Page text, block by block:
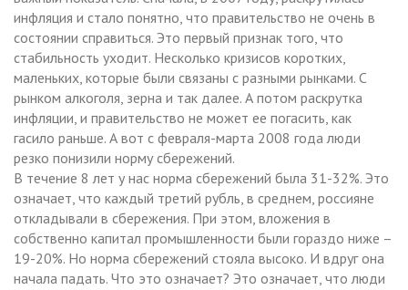
инфляция и стало понятно, что правительство не очень в
состоянии справиться. Это первый признак того, что
стабильность уходит. Несколько кризисов коротких,
маленьких, которые были связаны с разными рынками. С
рынком алкоголя, зерна и так далее. А потом раскрутка
инфляции, и правительство не может ее погасить, как
гасило раньше. А вот с февраля-марта 2008 года люди
резко понизили норму сбережений.
В течение 8 лет у нас норма сбережений была 31-32%. Это
означает, что каждый третий рубль, в среднем, россияне
откладывали в сбережения. При этом, вложения в
собственно капитал промышленности были гораздо ниже –
19-20%. Но норма сбережений стояла высоко. И вдруг она
начала падать. Что это означает? Это означает, что люди